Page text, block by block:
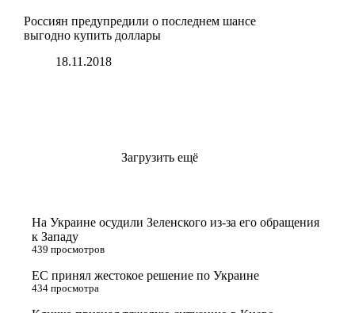
Россиян предупредили о последнем шансе
выгодно купить доллары
18.11.2018
Загрузить ещё
На Украине осудили Зеленского из-за его обращения
к Западу
439 просмотров
ЕС принял жестокое решение по Украине
434 просмотра